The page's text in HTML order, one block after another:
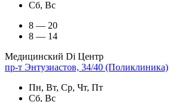
Сб, Вс
8 — 20
8 — 14
Медицинский Di Центр
пр-т Энтузиастов, 34/40 (Поликлиника)
Пн, Вт, Ср, Чт, Пт
Сб, Вс